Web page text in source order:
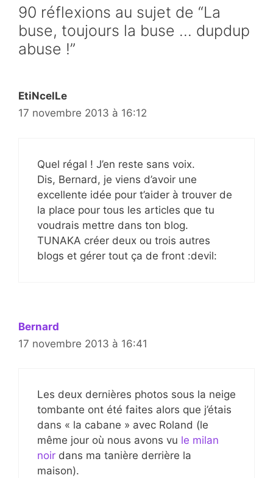
90 réflexions au sujet de “La
buse, toujours la buse … dupdup
abuse !”
EtiNcelLe
17 novembre 2013 à 16:12
Quel régal ! J’en reste sans voix.
Dis, Bernard, je viens d’avoir une
excellente idée pour t’aider à trouver de
la place pour tous les articles que tu
voudrais mettre dans ton blog.
TUNAKA créer deux ou trois autres
blogs et gérer tout ça de front :devil:
Bernard
17 novembre 2013 à 16:41
Les deux dernières photos sous la neige
tombante ont été faites alors que j’étais
dans « la cabane » avec Roland (le
même jour où nous avons vu le milan
noir dans ma tanière derrière la
maison).